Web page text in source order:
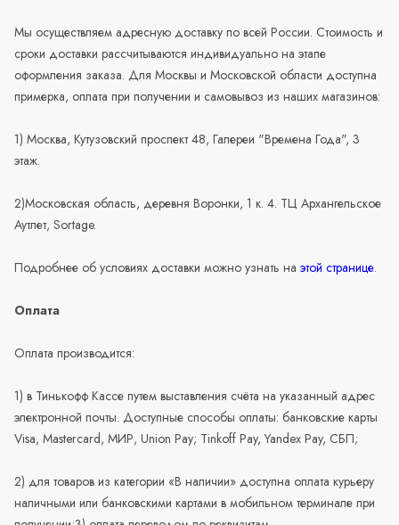
Мы осуществляем адресную доставку по всей России. Стоимость и
сроки доставки рассчитываются индивидуально на этапе
оформления заказа. Для Москвы и Московской области доступна
примерка, оплата при получении и самовывоз из наших магазинов:
1) Москва, Кутузовский проспект 48, Галереи "Времена Года", 3
этаж.
2)Московская область, деревня Воронки, 1 к. 4. ТЦ Архангельское
Аутлет, Sortage.
Подробнее об условиях доставки можно узнать на этой странице.
Оплата
Оплата производится:
1) в Тинькофф Кассе путем выставления счёта на указанный адрес
электронной почты. Доступные способы оплаты: банковские карты
Visa, Mastercard, МИР, Union Pay; Tinkoff Pay, Yandex Pay, СБП;
2) для товаров из категории «В наличии» доступна оплата курьеру
наличными или банковскими картами в мобильном терминале при